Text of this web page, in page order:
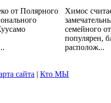
от Полярного
Химос
семейного
популярен,
располож...
сайта | Кто МЫ